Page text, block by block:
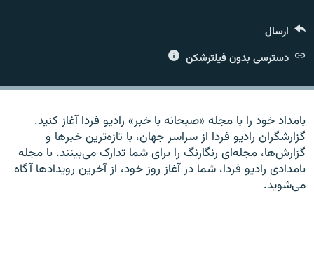
زبان‌های دیگر
ارسال
دسترسی بدون فیلترشکن
بامداد خود را با مجله «صبحانه با خبر» راديو فردا آغاز کنيد.
گزارشگران راديو فردا از سراسر جهان، با تازه‌ترين خبرها و
گزارش‌ها، مجله‌ای رنگارنگ را برای شما تدارک می‌بينند. با مجله
بامدادی راديو فردا، شما در آغاز روز خود، از آخرين رويدادها آگاه
می‌شويد.